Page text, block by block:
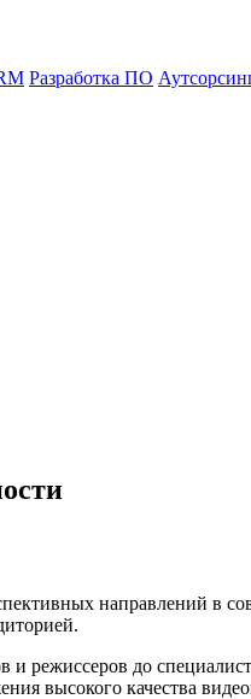
Разработка ПО
направлений в
режиссеров до
высокого качества